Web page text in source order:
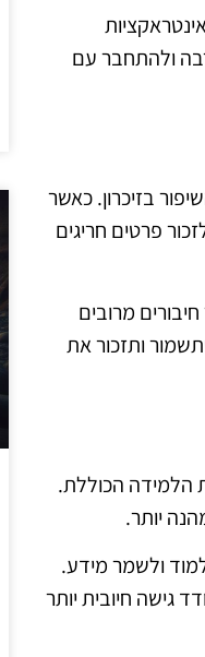
ולהתחבר עם
בזיכרון. כאשר
פרטים חריגים
מרובים
ותזכור את
הלמידה הכוללת.
יותר.
ולשמר מידע.
גישה חיובית יותר